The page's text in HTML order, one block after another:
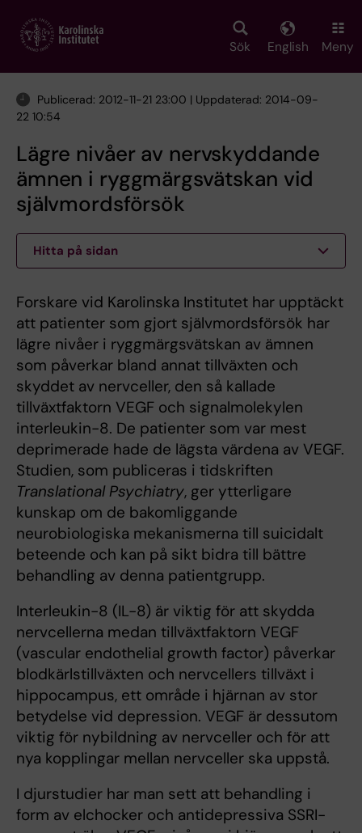
main
Sök English Meny
Publicerad: 2012-11-21 23:00 | Uppdaterad: 2014-09-
22 10:54
Lägre nivåer av nervskyddande
ämnen i ryggmärgsvätskan vid
självmordsförsök
Hitta på sidan
Forskare vid Karolinska Institutet har upptäckt
att patienter som gjort självmordsförsök har
lägre nivåer i ryggmärgsvätskan av ämnen
som påverkar bland annat tillväxten och
skyddet av nervceller, den så kallade
tillväxtfaktorn VEGF och signalmolekylen
interleukin-8. De patienter som var mest
deprimerade hade de lägsta värdena av VEGF.
Studien, som publiceras i tidskriften
Translational Psychiatry, ger ytterligare
kunskap om de bakomliggande
neurobiologiska mekanismerna till suicidalt
beteende och kan på sikt bidra till bättre
behandling av denna patientgrupp.
Interleukin-8 (IL-8) är viktig för att skydda
nervcellerna medan tillväxtfaktorn VEGF
(vascular endothelial growth factor) påverkar
blodkärlstillväxten och nervcellers tillväxt i
hippocampus, ett område i hjärnan av stor
betydelse vid depression. VEGF är dessutom
viktig för nybildning av nervceller och för att
nya kopplingar mellan nervceller ska uppstå.
I djurstudier har man sett att behandling i
form av elchocker och antidepressiva SSRI-